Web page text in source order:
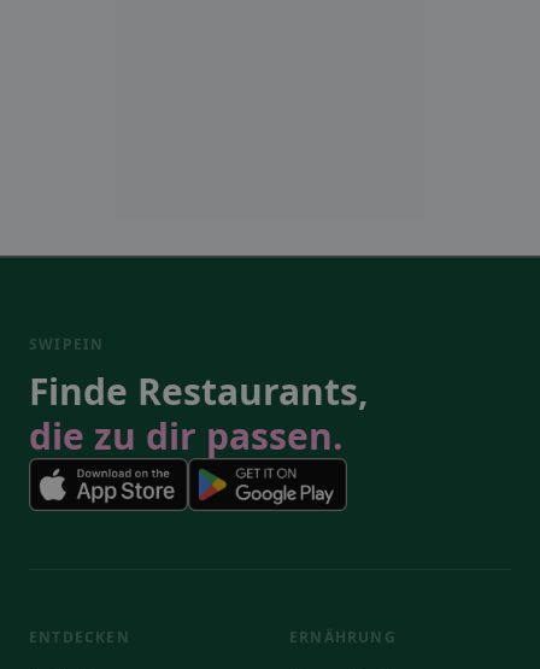
SWIPEIN
Finde Restaurants,
die zu dir passen.
ENTDECKEN ERNÄHRUNG